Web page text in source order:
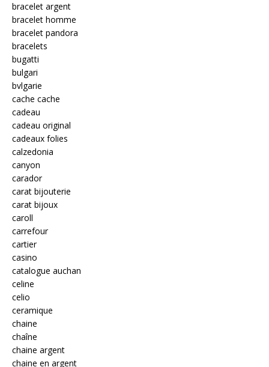
bracelet argent
bracelet homme
bracelet pandora
bracelets
bugatti
bulgari
bvlgarie
cache cache
cadeau
cadeau original
cadeaux folies
calzedonia
canyon
carador
carat bijouterie
carat bijoux
caroll
carrefour
cartier
casino
catalogue auchan
celine
celio
ceramique
chaine
chaîne
chaine argent
chaine en argent